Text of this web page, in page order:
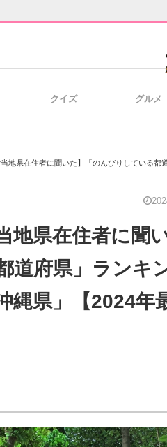
企業向けIT製品の総合サイト
クイズ グルメ
当地県在住者に聞いた】「のんびりしている都道府県
地県在住者に聞
道府県」ラン
縄県」【2024年